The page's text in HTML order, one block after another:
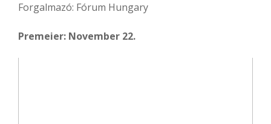
Forgalmazó: Fórum Hungary
Premeier: November 22.